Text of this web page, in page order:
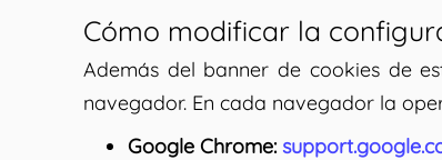
Cómo modificar la
Además del banner de cookies de
navegador. En cada navegador la
Google Chrome: